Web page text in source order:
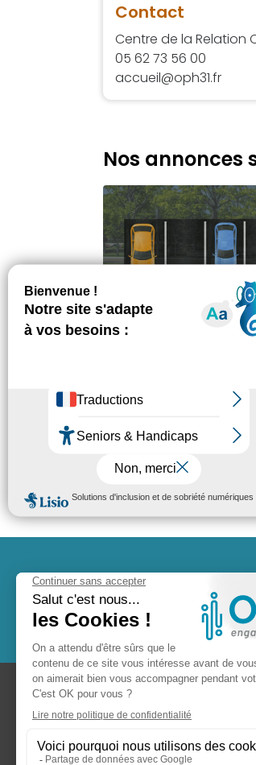
Contact
Centre de la Relation
05 62 73 56 00
accueil@oph31.fr
Nos annonces
VENERQUE - 31810
À louer Place de
(ref. 03231011)
20.44 € / mois cc
3 483
Logements gérés par